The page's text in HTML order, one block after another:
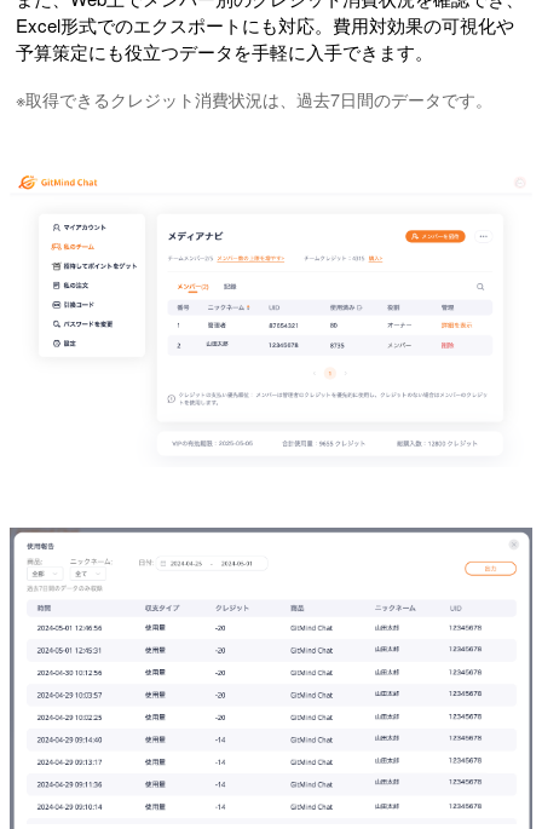
Excel形式でのエクスポートにも対応。費用対効果の可視化や
予算策定にも役立つデータを手軽に入手できます。
※取得できるクレジット消費状況は、過去7日間のデータです。